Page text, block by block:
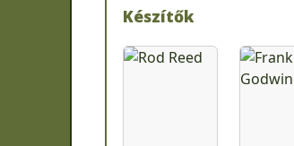
Készítők